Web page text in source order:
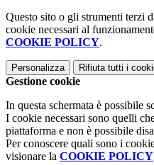
Questo sito o gli strumenti terzi
cookie necessari al
COOKIE POLICY.
Personalizza Rifiuta tutti i
Gestione cookie
In questa schermata è possibile
I cookie necessari sono quelli
piattaforma e non è possibile
Per conoscere quali sono i
visionare la COOKIE POLICY